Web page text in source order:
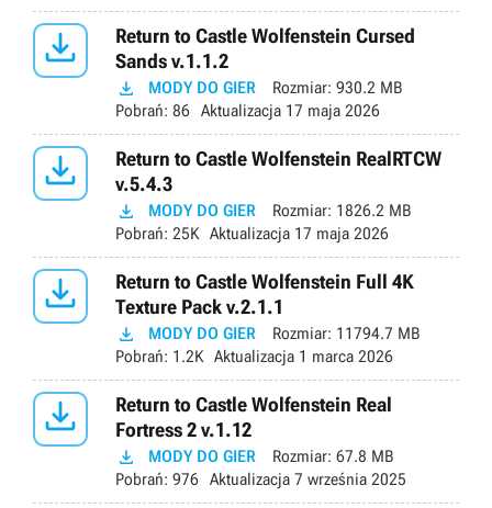

Return to Castle Wolfenstein Cursed
Sands v.1.1.2
 MODY DO GIER Rozmiar: 930.2 MB
Pobrań: 86 Aktualizacja 17 maja 2026

Return to Castle Wolfenstein RealRTCW
v.5.4.3
 MODY DO GIER Rozmiar: 1826.2 MB
Pobrań: 25K Aktualizacja 17 maja 2026

Return to Castle Wolfenstein Full 4K
Texture Pack v.2.1.1
 MODY DO GIER Rozmiar: 11794.7 MB
Pobrań: 1.2K Aktualizacja 1 marca 2026

Return to Castle Wolfenstein Real
Fortress 2 v.1.12
 MODY DO GIER Rozmiar: 67.8 MB
Pobrań: 976 Aktualizacja 7 września 2025